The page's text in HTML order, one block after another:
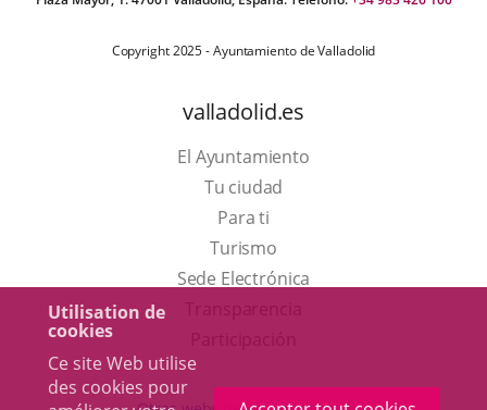
Utilisation de
cookies
Ce site Web utilise
des cookies pour
Copyright 2025 - Ayuntamiento de Valladolid
valladolid.es
El Ayuntamiento
Tu ciudad
Para ti
TurismoEste
enlace
una
Sede Electrónica
externa.